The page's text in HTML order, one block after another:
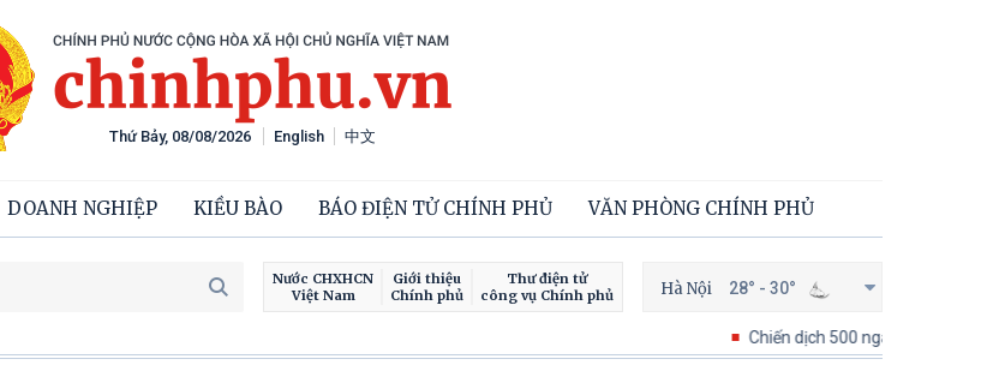
English 中文
DOANH NGHIỆP KIỀU BÀO BÁO ĐIỆN TỬ CHÍNH PHỦ VĂN PHÒNG CHÍNH PHỦ
Thứ Bảy, 08/08/2026
Nước CHXHCN
Việt Nam
Giới thiệu
Chính phủ
Thư điện tử
công vụ Chính phủ
Hà Nội 28° - 30°
Chiến dịch 500 ngày đêm tìm